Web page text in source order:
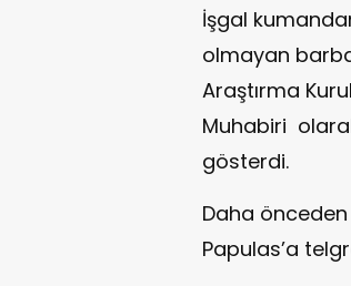
İşgal
olmayan
Araştırma
Muhabiri
gösterdi.
Daha önceden
Papulas’a